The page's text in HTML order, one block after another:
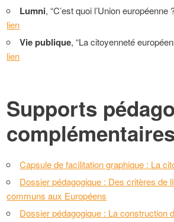
Lumni, “C’est quoi l’Union
lien
Vie publique, “La citoyenneté
lien
Supports
Capsule de facilitation graphique : La
Dossier pédagogique : Des critères de
communs aux Européens
Dossier pédagogique : La construction